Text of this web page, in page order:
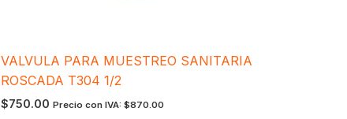
VALVULA PARA MUESTREO SANITARIA
ROSCADA T304 1/2
$750.00 Precio con IVA: $870.00